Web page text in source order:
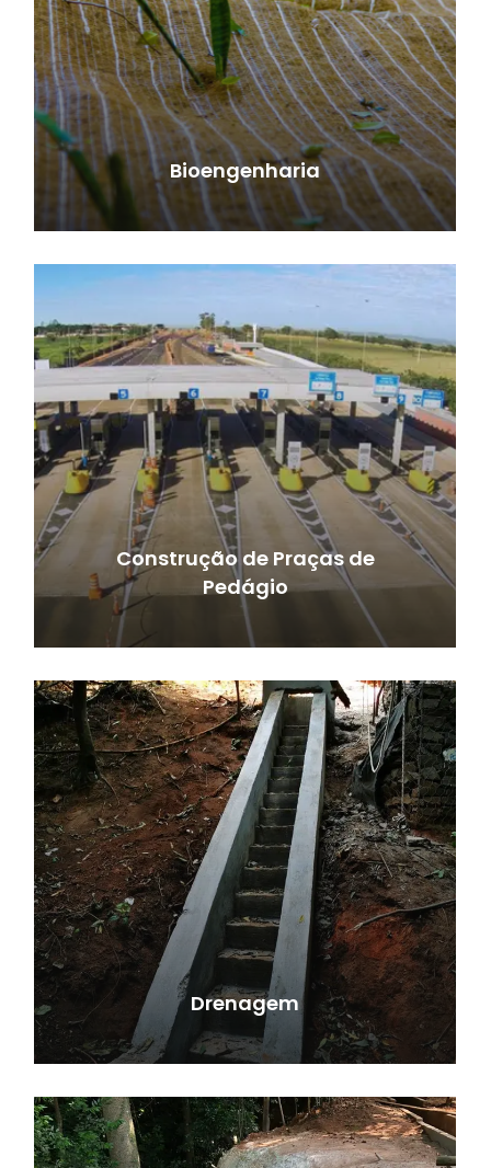
Bioengenharia
Construção de Praças de
Pedágio
Drenagem